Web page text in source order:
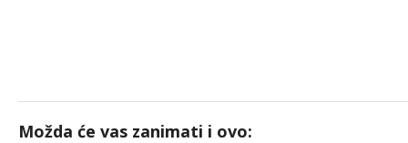
Možda će vas zanimati i ovo: